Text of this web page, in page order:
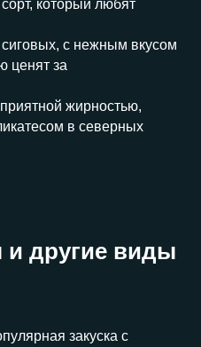
который любят
с нежным вкусом
ценят за
жирностью,
в северных
другие виды
закуска с